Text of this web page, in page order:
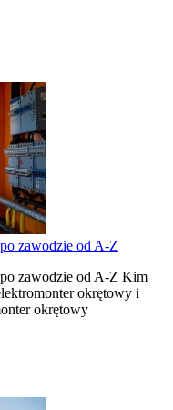
zawodzie od A-Z
zawodzie od A-Z Kim
okrętowy i
okrętowy